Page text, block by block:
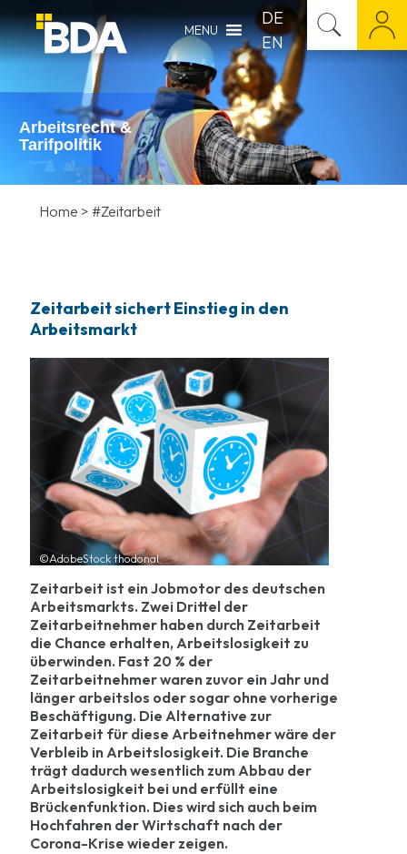
MENU
DE
EN
Arbeitsrecht &
Tarifpolitik
Home > #Zeitarbeit
Zeitarbeit sichert Einstieg in den
Arbeitsmarkt
©AdobeStock thodonal
Zeitarbeit ist ein Jobmotor des deutschen
Arbeitsmarkts. Zwei Drittel der
Zeitarbeitnehmer haben durch Zeitarbeit
die Chance erhalten, Arbeitslosigkeit zu
überwinden. Fast 20 % der
Zeitarbeitnehmer waren zuvor ein Jahr und
länger arbeitslos oder sogar ohne vorherige
Beschäftigung. Die Alternative zur
Zeitarbeit für diese Arbeitnehmer wäre der
Verbleib in Arbeitslosigkeit. Die Branche
trägt dadurch wesentlich zum Abbau der
Arbeitslosigkeit bei und erfüllt eine
Brückenfunktion. Dies wird sich auch beim
Hochfahren der Wirtschaft nach der
Corona-Krise wieder zeigen.